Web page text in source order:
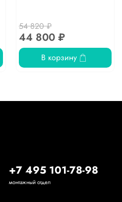
54 820 ₽
44 800 ₽
В корзину
+7 495 101-78-98
монтажный отдел